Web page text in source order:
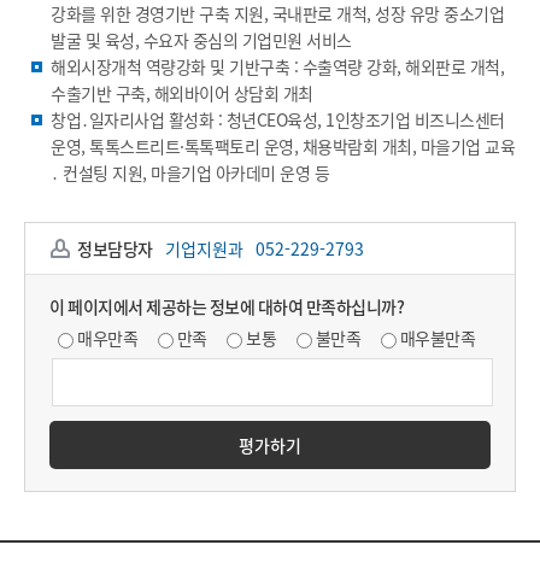
강화를 위한 경영기반 구축 지원, 국내판로 개척, 성장 유망 중소기업
발굴 및 육성, 수요자 중심의 기업민원 서비스
해외시장개척 역량강화 및 기반구축 : 수출역량 강화, 해외판로 개척,
수출기반 구축, 해외바이어 상담회 개최
창업․일자리사업 활성화 : 청년CEO육성, 1인창조기업 비즈니스센터
운영, 톡톡스트리트·톡톡팩토리 운영, 채용박람회 개최, 마을기업 교육
․ 컨설팅 지원, 마을기업 아카데미 운영 등
정보담당자 기업지원과 052-229-2793
이 페이지에서 제공하는 정보에 대하여 만족하십니까?
매우만족
만족 보통 불만족 매우불만족
평가하기